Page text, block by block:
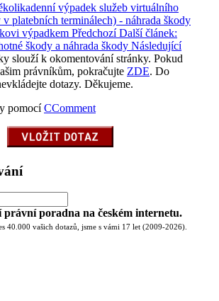
výpadek služeb virtuálního
platebních terminálech) - náhrada škody
výpadkem Předchozí Další článek:
škody a náhrada škody Následující
slouží k okomentování stránky. Pokud
právníkům, pokračujte ZDE. Do
dotazy. Děkujeme.
pomocíCComment
právní poradna na českém internetu.
40.000 vašich dotazů, jsme s vámi 17 let (2009-2026).